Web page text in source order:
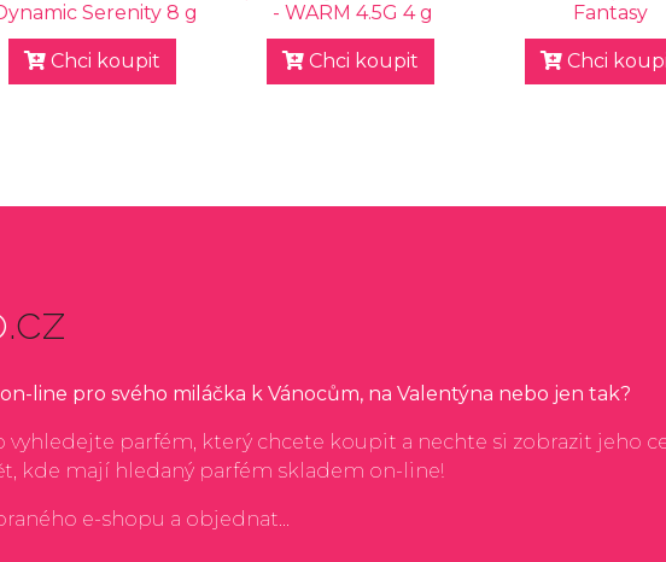
Serenity 8 g
Chci koupit
- WARM 4.5G 4 g
Chci koupit
Fantasy
Chci
.cz
line pro svého miláčka k Vánocům, na Valentýna nebo jen tak?
parfém, který chcete koupit a nechte si zobrazit jeho
kde mají hledaný parfém skladem on-line!
e-shopu a objednat...